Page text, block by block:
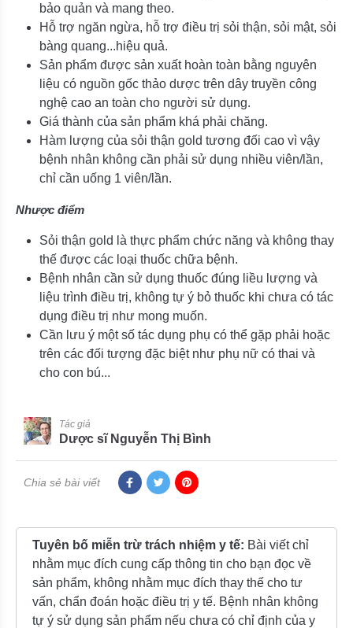
bảo quản và mang theo.
Hỗ trợ ngăn ngừa, hỗ trợ điều trị sỏi thận, sỏi mật, sỏi
bàng quang...hiệu quả.
Sản phẩm được sản xuất hoàn toàn bằng nguyên
liệu có nguồn gốc thảo dược trên dây truyền công
nghệ cao an toàn cho người sử dụng.
Giá thành của sản phẩm khá phải chăng.
Hàm lượng của sỏi thận gold tương đối cao vì vậy
bệnh nhân không cần phải sử dụng nhiều viên/lần,
chỉ cần uống 1 viên/lần.
Nhược điểm
Sỏi thận gold là thực phẩm chức năng và không thay
thế được các loại thuốc chữa bệnh.
Bệnh nhân cần sử dụng thuốc đúng liều lượng và
liệu trình điều trị, không tự ý bỏ thuốc khi chưa có tác
dụng điều trị như mong muốn.
Cần lưu ý một số tác dụng phụ có thể gặp phải hoặc
trên các đối tượng đặc biệt như phụ nữ có thai và
cho con bú...
Tác giả
Dược sĩ Nguyễn Thị Bình
Chia sẻ bài viết
Tuyên bố miễn trừ trách nhiệm y tế: Bài viết chỉ
nhằm mục đích cung cấp thông tin cho bạn đọc về
sản phẩm, không nhằm mục đích thay thế cho tư
vấn, chẩn đoán hoặc điều trị y tế. Bệnh nhân không
tự ý sử dụng sản phẩm nếu chưa có chỉ định của y